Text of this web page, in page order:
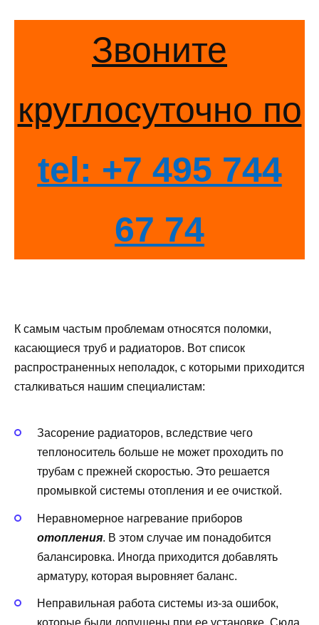
Звоните
круглосуточно по
tel: +7 495 744
67 74
К самым частым проблемам относятся поломки,
касающиеся труб и радиаторов. Вот список
распространенных неполадок, с которыми приходится
сталкиваться нашим специалистам:
Засорение радиаторов, вследствие чего
теплоноситель больше не может проходить по
трубам с прежней скоростью. Это решается
промывкой системы отопления и ее очисткой.
Неравномерное нагревание приборов
отопления. В этом случае им понадобится
балансировка. Иногда приходится добавлять
арматуру, которая выровняет баланс.
Неправильная работа системы из-за ошибок,
которые были допущены при ее установке. Сюда